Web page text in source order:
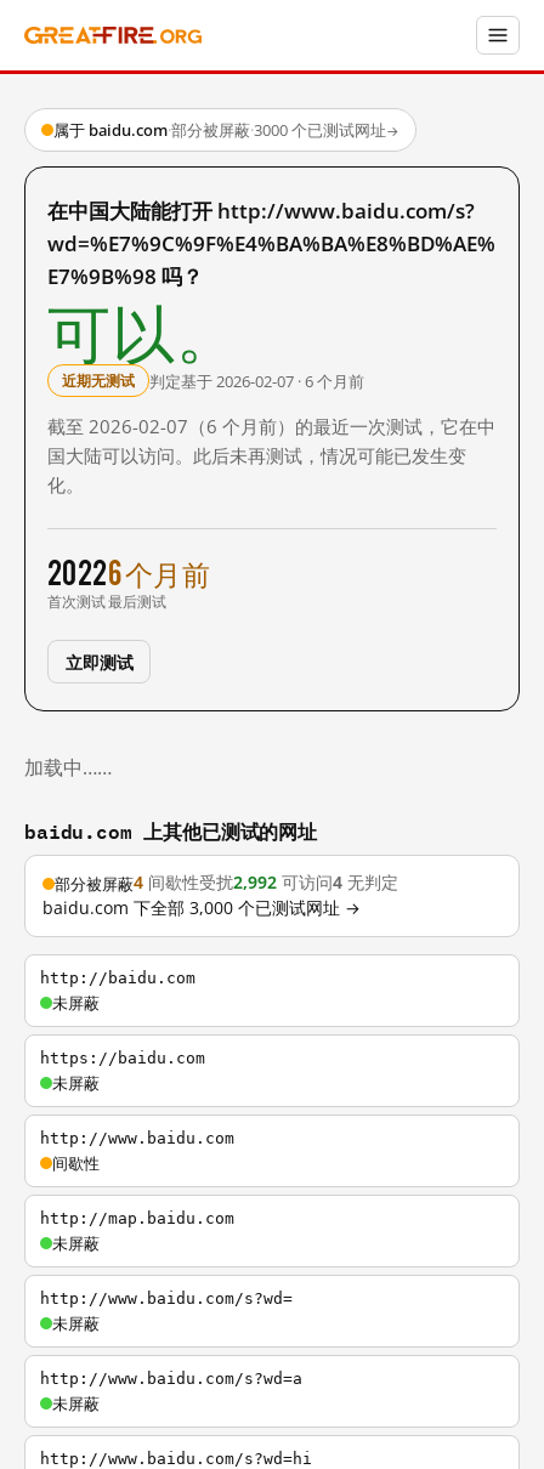
属于 baidu.com·部分被屏蔽·3000 个已测试网址→
在中国大陆能打开 http://www.baidu.com/s?
wd=%E7%9C%9F%E4%BA%BA%E8%BD%AE%
E7%9B%98 吗？
可以。
近期无测试 判定基于 2026-02-07 · 6 个月前
截至 2026-02-07（6 个月前）的最近一次测试，它在中
国大陆可以访问。此后未再测试，情况可能已发生变
化。
2022
首次测试
6 个月前
最后测试
立即测试
加载中……
baidu.com 上其他已测试的网址
部分被屏蔽4 间歇性受扰2,992 可访问4 无判定
baidu.com 下全部 3,000 个已测试网址 →
http://baidu.com
未屏蔽
https://baidu.com
未屏蔽
http://www.baidu.com
间歇性
http://map.baidu.com
未屏蔽
http://www.baidu.com/s?wd=
未屏蔽
http://www.baidu.com/s?wd=a
未屏蔽
http://www.baidu.com/s?wd=hi